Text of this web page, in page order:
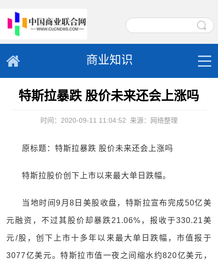
商业知识
特斯拉暴跌 股价未来还会上涨吗
时间：2020-09-11 11:04:52 来源：网络整理
原标题：特斯拉暴跌 股价未来还会上涨吗
特斯拉股价创下上市以来最大单日跌幅。
当地时间9月8日美股收盘，特斯拉宣布完成50亿美
元融资，不过其股价却暴跌21.06%，报收于330.21美
元/股，创下上市十多年以来最大单日跌幅，市值报于
3077亿美元。特斯拉市值一夜之间缩水约820亿美元，